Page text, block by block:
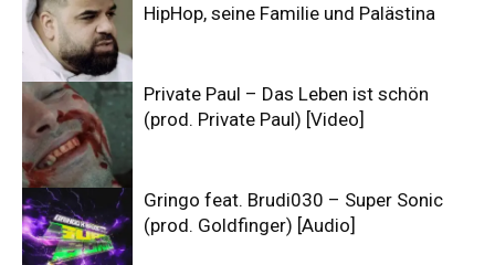
HipHop, seine Familie und Palästina
Private Paul – Das Leben ist schön
(prod. Private Paul) [Video]
Gringo feat. Brudi030 – Super Sonic
(prod. Goldfinger) [Audio]